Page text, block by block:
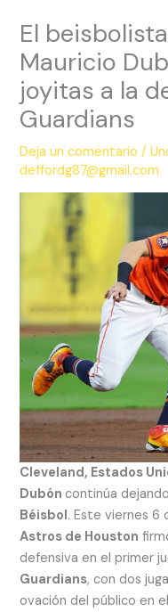
contenido
El
Mauricio
joyitas a la
Guardians
Deja un comentario /
deffordg87@gmail.com
Cleveland, Estados
Dubón continúa
Béisbol. Este viernes 6
Astros de Houston
defensiva en el primer
Guardians, con dos
ovación del público en